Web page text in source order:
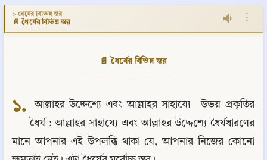
> ধৈর্যের বিভিন্ন স্তর
📄 ধৈর্যের বিভিন্ন স্তর ⋮
📄 ধৈর্যের বিভিন্ন স্তর
১.
আল্লাহর উদ্দেশ্যে এবং আল্লাহর সাহায্যে—উভয় প্রকৃতির
ধৈর্য : আল্লাহর সাহায্যে এবং আল্লাহর উদ্দেশ্যে ধৈর্যধারণের
মানে আপনার এই উপলব্ধি থাকা যে, আপনার নিজের কোনো